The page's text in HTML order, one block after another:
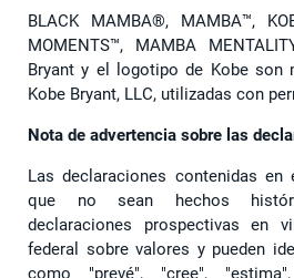
BLACK MAMBA®, MAMBA™,
MOMENTS™, MAMBA
Bryant y el logotipo de Kobe son
Kobe Bryant, LLC, utilizadas con
Nota de advertencia sobre las
Las declaraciones contenidas en
que no sean hechos
declaraciones prospectivas en
federal sobre valores y pueden
como "prevé", "cree",